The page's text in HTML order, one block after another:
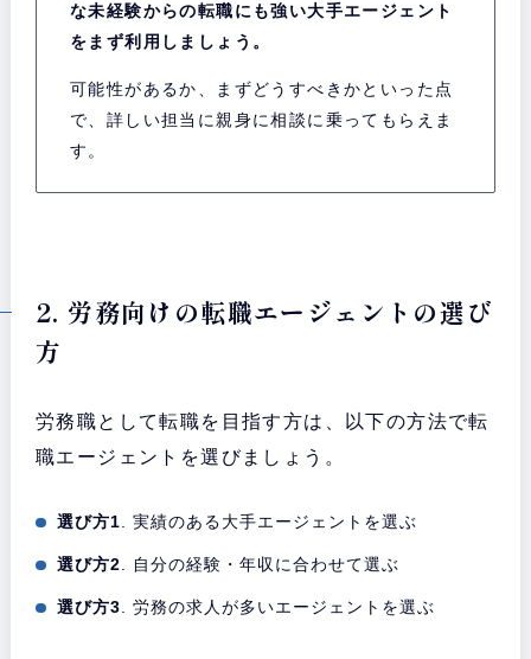
な未経験からの転職にも強い大手エージェント
をまず利用しましょう。
可能性があるか、まずどうすべきかといった点
で、詳しい担当に親身に相談に乗ってもらえま
す。
2. 労務向けの転職エージェントの選び
方
労務職として転職を目指す方は、以下の方法で転
職エージェントを選びましょう。
選び方1. 実績のある大手エージェントを選ぶ
選び方2. 自分の経験・年収に合わせて選ぶ
選び方3. 労務の求人が多いエージェントを選ぶ